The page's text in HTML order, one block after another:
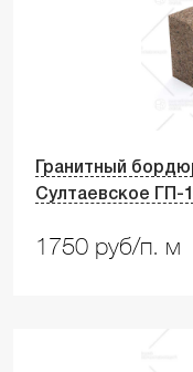
Гранитный
Султаевское ГП-1
1750 руб/п. м